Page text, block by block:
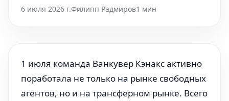
6 июля 2026 г.Филипп Радмиров1 мин
1 июля команда Ванкувер Кэнакс активно
поработала не только на рынке свободных
агентов, но и на трансферном рынке. Всего